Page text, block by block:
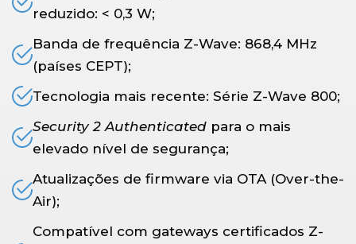
reduzido: < 0,3 W;
Banda de frequência Z-Wave: 868,4 MHz
(países CEPT);
Tecnologia mais recente: Série Z-Wave 800;
Security 2 Authenticatedpara o mais
elevado nível de segurança;
Atualizações de firmware via OTA (Over-the-
Air);
Compatível com gateways certificados Z-